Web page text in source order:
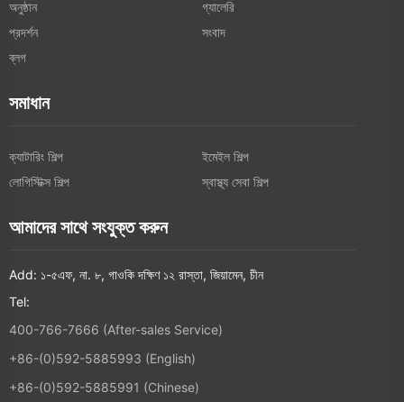
অনুষ্ঠান
গ্যালেরি
প্রদর্শন
সংবাদ
ব্লগ
সমাধান
ক্যাটারিং শিল্প
ইমেইল শিল্প
লোগিস্টিক্স শিল্প
স্বাস্থ্য সেবা শিল্প
আমাদের সাথে সংযুক্ত করুন
Add: ১-৫এফ, না. ৮, গাওকি দক্ষিণ ১২ রাস্তা, জিয়ামেন, চীন
Tel:
400-766-7666 (After-sales Service)
+86-(0)592-5885993 (English)
+86-(0)592-5885991 (Chinese)